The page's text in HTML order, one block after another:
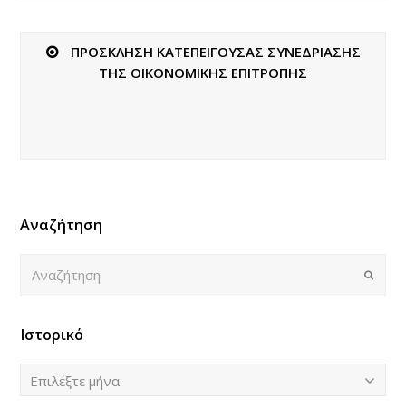
ΠΡΟΣΚΛΗΣΗ ΚΑΤΕΠΕΙΓΟΥΣΑΣ ΣΥΝΕΔΡΙΑΣΗΣ
ΤΗΣ ΟΙΚΟΝΟΜΙΚΗΣ ΕΠΙΤΡΟΠΗΣ
Αναζήτηση
Submit
Ιστορικό
Ιστορικό
Επιλέξτε μήνα